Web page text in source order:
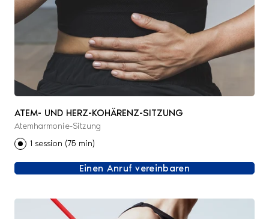
ATEM- UND HERZ-KOHÄRENZ-SITZUNG
Atemharmonie-Sitzung
1 session (75 min)
Einen Anruf vereinbaren